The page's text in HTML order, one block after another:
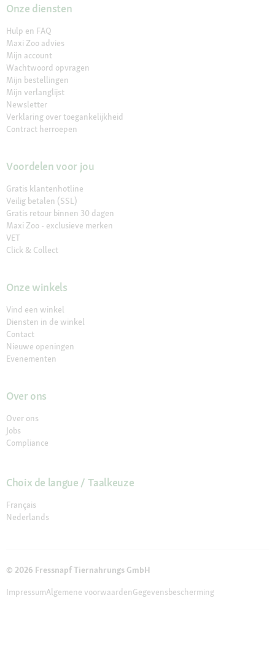
Onze diensten
Hulp en FAQ
Maxi Zoo advies
Mijn account
Wachtwoord opvragen
Mijn bestellingen
Mijn verlanglijst
Newsletter
Verklaring over toegankelijkheid
Contract herroepen
Voordelen voor jou
Gratis klantenhotline
Veilig betalen (SSL)
Gratis retour binnen 30 dagen
Maxi Zoo - exclusieve merken
VET
Click & Collect
Onze winkels
Vind een winkel
Diensten in de winkel
Contact
Nieuwe openingen
Evenementen
Over ons
Over ons
Jobs
Compliance
Choix de langue / Taalkeuze
Français
Nederlands
© 2026 Fressnapf Tiernahrungs GmbH
ImpressumAlgemene voorwaardenGegevensbescherming